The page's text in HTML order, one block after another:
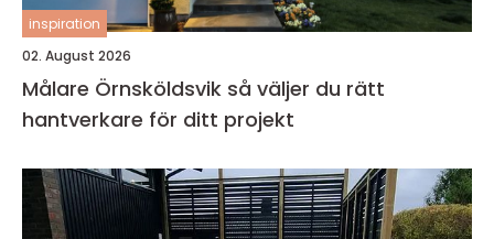
inspiration
02. August 2026
Målare Örnsköldsvik så väljer du rätt
hantverkare för ditt projekt